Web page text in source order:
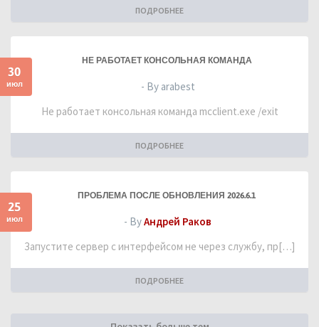
ПОДРОБНЕЕ
30
июл
НЕ РАБОТАЕТ КОНСОЛЬНАЯ КОМАНДА
- By arabest
Не работает консольная команда mcclient.exe /exit
ПОДРОБНЕЕ
25
июл
ПРОБЛЕМА ПОСЛЕ ОБНОВЛЕНИЯ 2026.6.1
- ByАндрей Раков
Запустите сервер с интерфейсом не через службу, пр[…]
ПОДРОБНЕЕ